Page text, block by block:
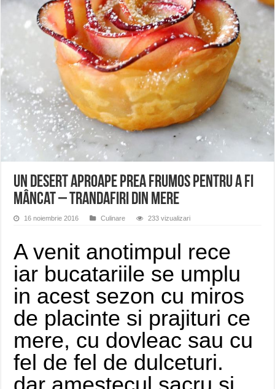
ANUNŢ OPRIRE APĂ în CARANSEBEȘ – 04.08.2026 – avarie – Calea
ANUNŢ OPRIRE APĂ în CARANSEBEȘ avarie
Un desert aproape prea frumos pentru a fi
mâncat – Trandafiri din mere
16 noiembrie 2016 Culinare 233 vizualizari
A venit anotimpul rece
iar bucatariile se umplu
in acest sezon cu miros
de placinte si prajituri ce
mere, cu dovleac sau cu
fel de fel de dulceturi.